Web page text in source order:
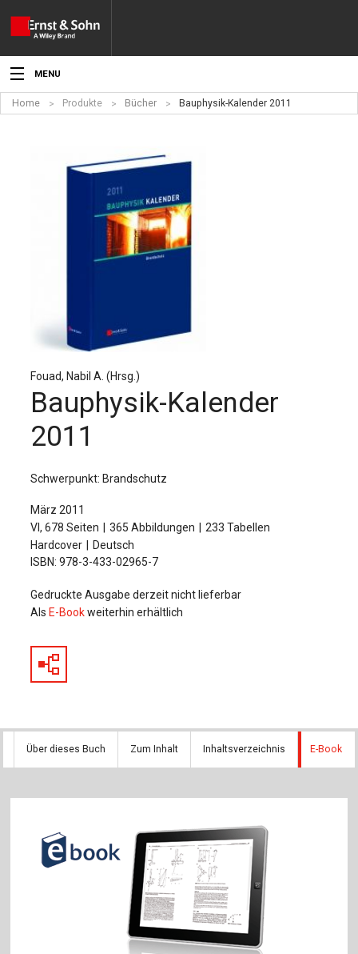
MENU
Aktuelles
Verlag
Sprache / Language: DE
Home Produkte Bücher Bauphysik-Kalender 2011
Fouad, Nabil A. (Hrsg.)
Bauphysik-Kalender
2011
Schwerpunkt: Brandschutz
März 2011
VI, 678 Seiten
365 Abbildungen
233 Tabellen
Hardcover
Deutsch
ISBN: 978-3-433-02965-7
Gedruckte Ausgabe derzeit nicht lieferbar
Als E-Bookweiterhin erhältlich
Über dieses Buch Zum Inhalt Inhaltsverzeichnis E-Book